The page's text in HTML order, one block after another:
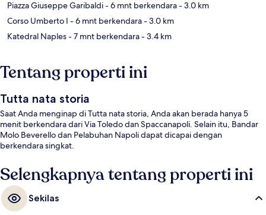
Piazza Giuseppe Garibaldi- 6 mnt berkendara- 3.0 km
Corso Umberto I - 6 mnt berkendara- 3.0 km
Katedral Naples- 7 mnt berkendara- 3.4 km
Tentang properti ini
Tutta nata storia
Saat Anda menginap di Tutta nata storia, Anda akan berada hanya 5
menit berkendara dari Via Toledo dan Spaccanapoli. Selain itu, Bandar
Molo Beverello dan Pelabuhan Napoli dapat dicapai dengan
berkendara singkat.
Selengkapnya tentang properti ini
Sekilas